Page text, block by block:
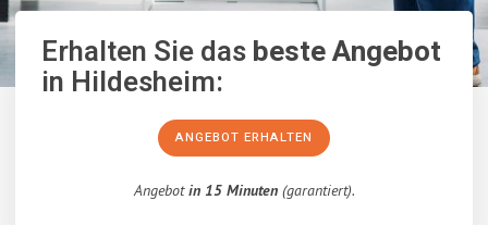
Erhalten Sie dasbeste Angebot
in Hildesheim:
ANGEBOT ERHALTEN
Angebotin 15 Minuten(garantiert).